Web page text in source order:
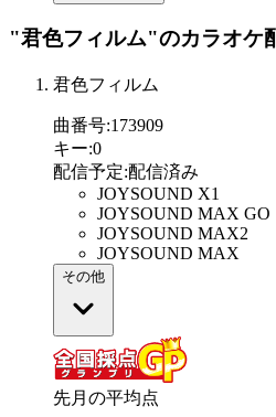
"君色フィルム"のカラオケ
君色フィルム
曲番号:173909
キー:0
配信予定:配信済み
JOYSOUND X1
JOYSOUND MAX GO
JOYSOUND MAX2
JOYSOUND MAX
その他
先月の平均点